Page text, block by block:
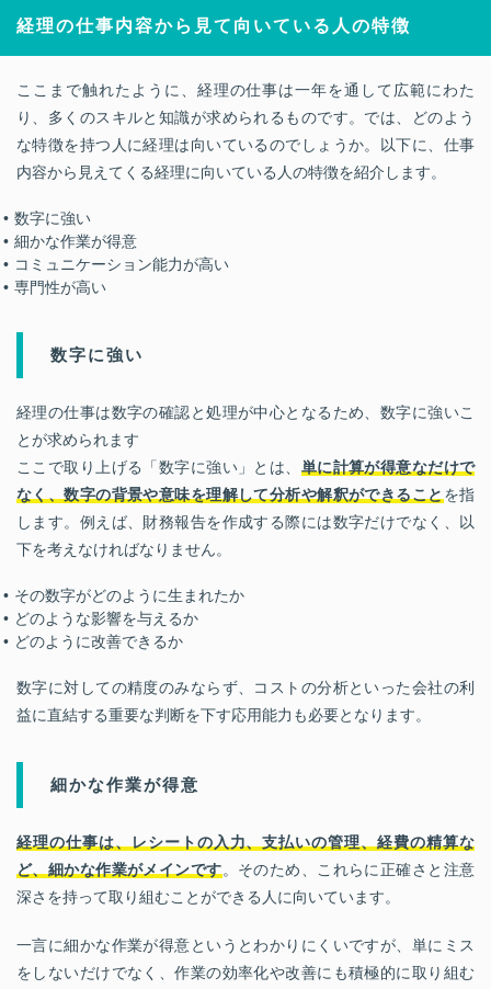
経理の仕事内容から見て向いている人の特徴
ここまで触れたように、経理の仕事は一年を通して広範にわた
り、多くのスキルと知識が求められるものです。では、どのよう
な特徴を持つ人に経理は向いているのでしょうか。以下に、仕事
内容から見えてくる経理に向いている人の特徴を紹介します。
数字に強い
細かな作業が得意
コミュニケーション能力が高い
専門性が高い
数字に強い
経理の仕事は数字の確認と処理が中心となるため、数字に強いこ
とが求められます
ここで取り上げる「数字に強い」とは、 単に計算が得意なだけで
なく、数字の背景や意味を理解して分析や解釈ができること を指
します。例えば、財務報告を作成する際には数字だけでなく、以
下を考えなければなりません。
その数字がどのように生まれたか
どのような影響を与えるか
どのように改善できるか
数字に対しての精度のみならず、コストの分析といった会社の利
益に直結する重要な判断を下す応用能力も必要となります。
細かな作業が得意
経理の仕事は、レシートの入力、支払いの管理、経費の精算な
ど、細かな作業がメインです。そのため、これらに正確さと注意
深さを持って取り組むことができる人に向いています。
一言に細かな作業が得意というとわかりにくいですが、単にミス
をしないだけでなく、作業の効率化や改善にも積極的に取り組む